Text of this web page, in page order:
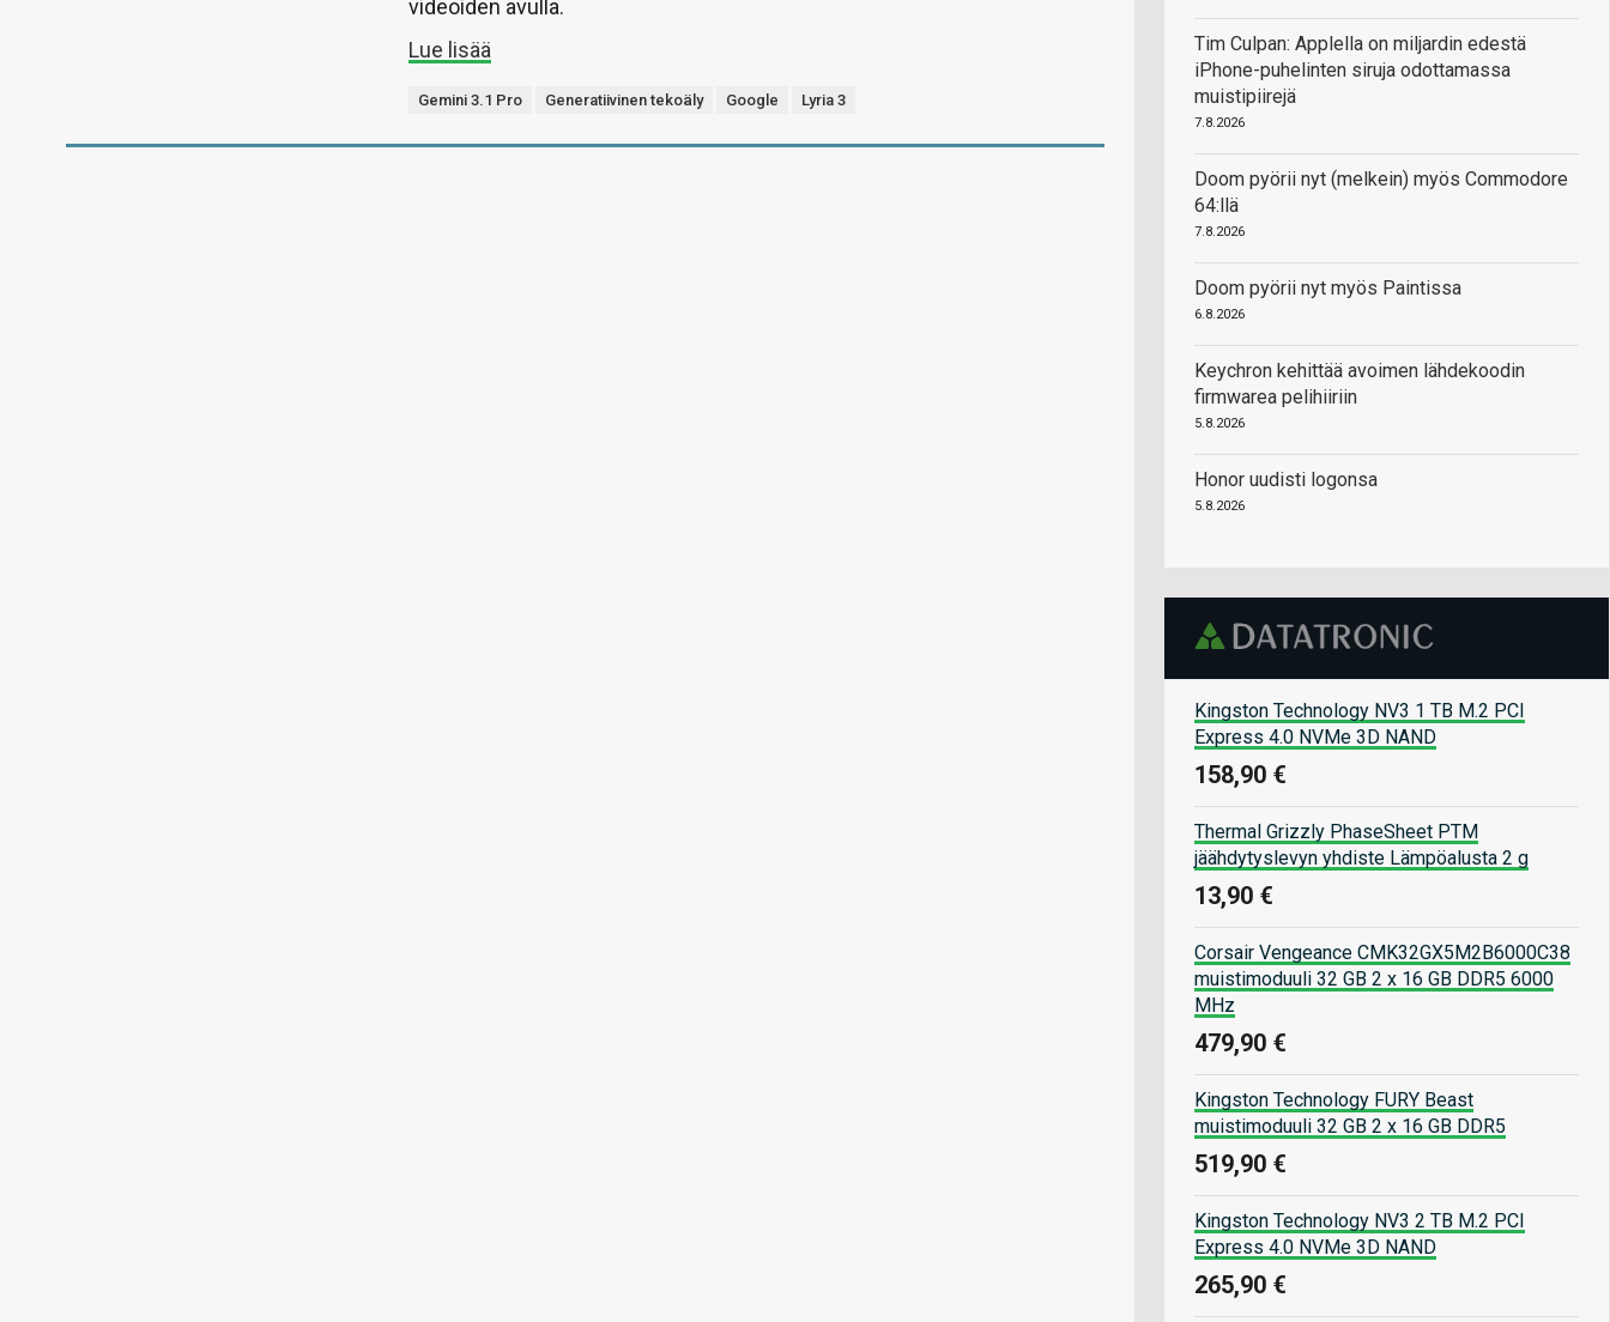
videoiden avulla.
Lue lisää
Gemini 3.1 Pro Generatiivinen tekoäly Google Lyria 3
Tim Culpan: Applella on miljardin edestä
iPhone-puhelinten siruja odottamassa
muistipiirejä
7.8.2026
Doom pyörii nyt (melkein) myös Commodore
64:llä
7.8.2026
Doom pyörii nyt myös Paintissa
6.8.2026
Keychron kehittää avoimen lähdekoodin
firmwarea pelihiiriin
5.8.2026
Honor uudisti logonsa
5.8.2026
Kingston Technology NV3 1 TB M.2 PCI
Express 4.0 NVMe 3D NAND
158,90 €
Thermal Grizzly PhaseSheet PTM
jäähdytyslevyn yhdiste Lämpöalusta 2 g
13,90 €
Corsair Vengeance CMK32GX5M2B6000C38
muistimoduuli 32 GB 2 x 16 GB DDR5 6000
MHz
479,90 €
Kingston Technology FURY Beast
muistimoduuli 32 GB 2 x 16 GB DDR5
519,90 €
Kingston Technology NV3 2 TB M.2 PCI
Express 4.0 NVMe 3D NAND
265,90 €